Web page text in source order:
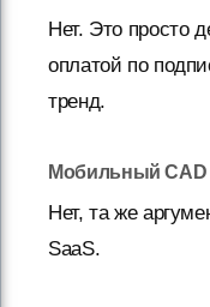
Нет. Это просто
оплатой по
тренд.
Мобильный CAD
Нет, та же
SaaS.